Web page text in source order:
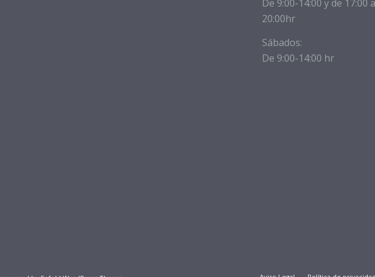
De 9:00-14:00 y de 17:00 a
20:00hr
Sábados:
De 9:00-14:00 hr